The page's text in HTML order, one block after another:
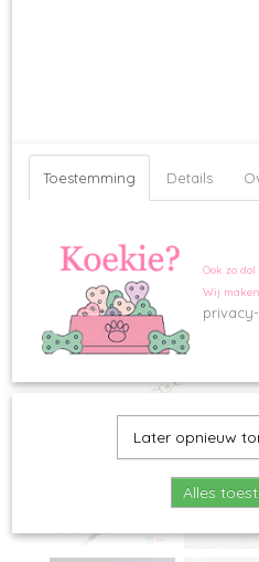
Toestemming Details
Ook zo
Wij
Later opnieuw
Alles